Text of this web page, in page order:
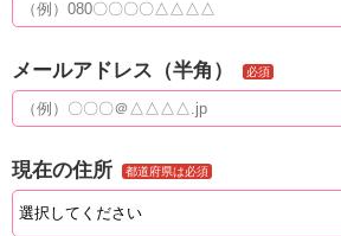
メールアドレス（半角） 必須
現在の住所 都道府県は必須